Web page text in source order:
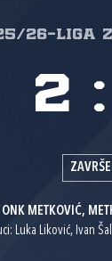
26-Liga
2 :
ONK METKOVIĆ,
Luka Liković, Ivan